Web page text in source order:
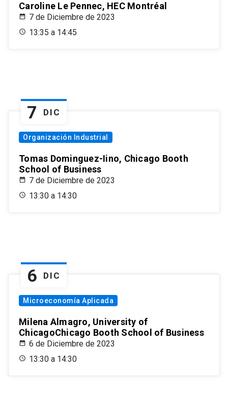
Caroline Le Pennec, HEC Montréal
7 de Diciembre de 2023
13:35 a 14:45
7 DIC
Organización Industrial
Tomas Dominguez-Iino, Chicago Booth
School of Business
7 de Diciembre de 2023
13:30 a 14:30
6 DIC
Microeconomía Aplicada
Milena Almagro, University of
ChicagoChicago Booth School of Business
6 de Diciembre de 2023
13:30 a 14:30